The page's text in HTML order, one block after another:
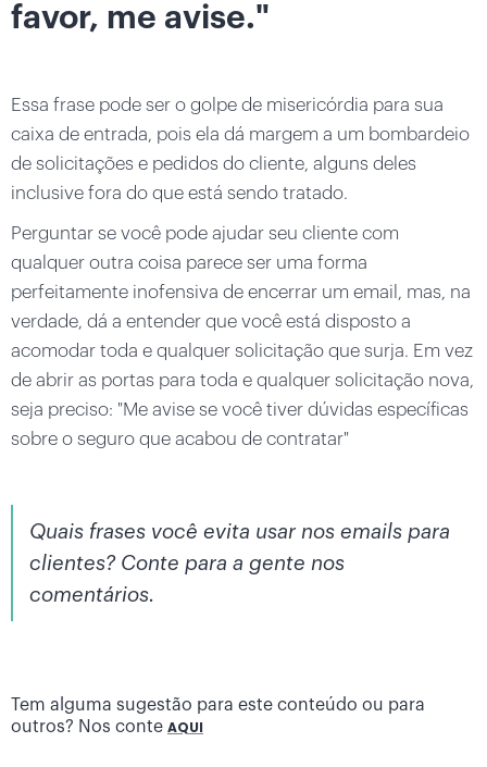
favor, me avise."
Essa frase pode ser o golpe de misericórdia para sua
caixa de entrada, pois ela dá margem a um bombardeio
de solicitações e pedidos do cliente, alguns deles
inclusive fora do que está sendo tratado.
Perguntar se você pode ajudar seu cliente com
qualquer outra coisa parece ser uma forma
perfeitamente inofensiva de encerrar um email, mas, na
verdade, dá a entender que você está disposto a
acomodar toda e qualquer solicitação que surja. Em vez
de abrir as portas para toda e qualquer solicitação nova,
seja preciso: "Me avise se você tiver dúvidas específicas
sobre o seguro que acabou de contratar"
Quais frases você evita usar nos emails para
clientes? Conte para a gente nos
comentários.
Tem alguma sugestão para este conteúdo ou para
outros? Nos conte AQUI